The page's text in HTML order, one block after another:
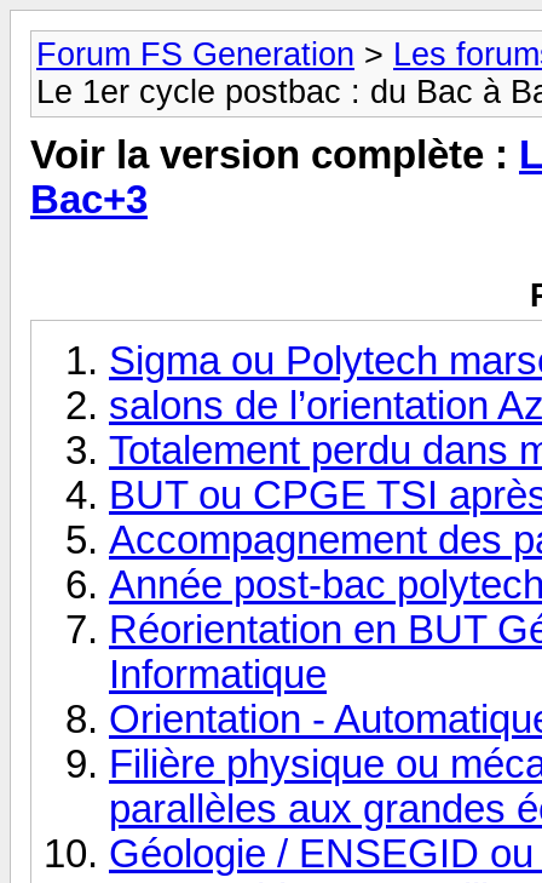
Forum FS Generation > Les
Le 1er cycle postbac : du Bac à
Voir la version complète :
Bac+3
Sigma ou Polytech
salons de l’orientation
Totalement perdu dans
BUT ou CPGE TSI
Accompagnement des
Année post-bac
Réorientation en BUT
Informatique
Orientation -
Filière physique ou
parallèles aux grandes
Géologie / ENSEGID